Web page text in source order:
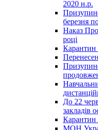
2020 н.р.
березня
Наказ
році
Карантин
До 22
закладів
Карантин